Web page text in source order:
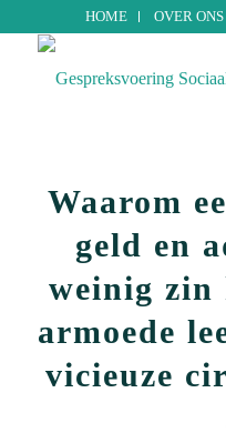
HOME OVER ONS
Waarom
geld en
weinig zin
armoede
vicieuze